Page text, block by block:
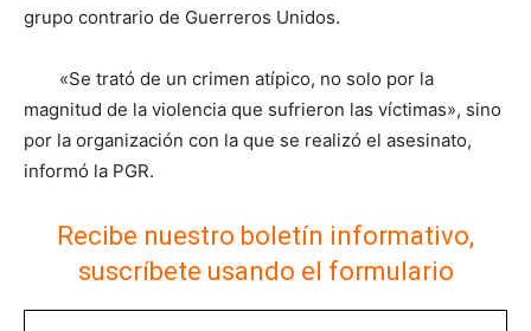
grupo contrario de Guerreros Unidos.
«Se trató de un crimen atípico, no solo por la
magnitud de la violencia que sufrieron las víctimas», sino
por la organización con la que se realizó el asesinato,
informó la PGR.
Recibe nuestro boletín informativo,
suscríbete usando el formulario